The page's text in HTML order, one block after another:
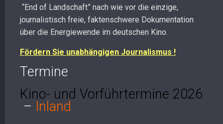
“End of Landschaft” nach wie vor die einzige,
journalistisch freie, faktenschwere Dokumentation
über die Energiewende im deutschen Kino.
Fördern Sie unabhängigen Journalismus !
Termine
Kino- und Vorführtermine 2026
– Inland